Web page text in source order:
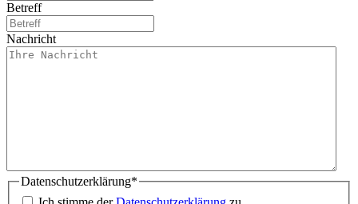
Betreff
Nachricht
Datenschutzerklärung*